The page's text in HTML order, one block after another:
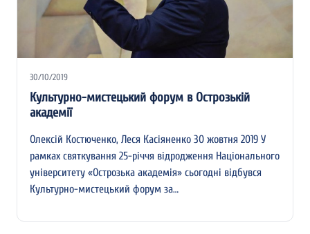
30/10/2019
Культурно-мистецький форум в Острозькій
академії
Олексій Костюченко, Леся Касіяненко 30 жовтня 2019 У
рамках святкування 25-річчя відродження Національного
університету «Острозька академія» сьогодні відбувся
Культурно-мистецький форум за…